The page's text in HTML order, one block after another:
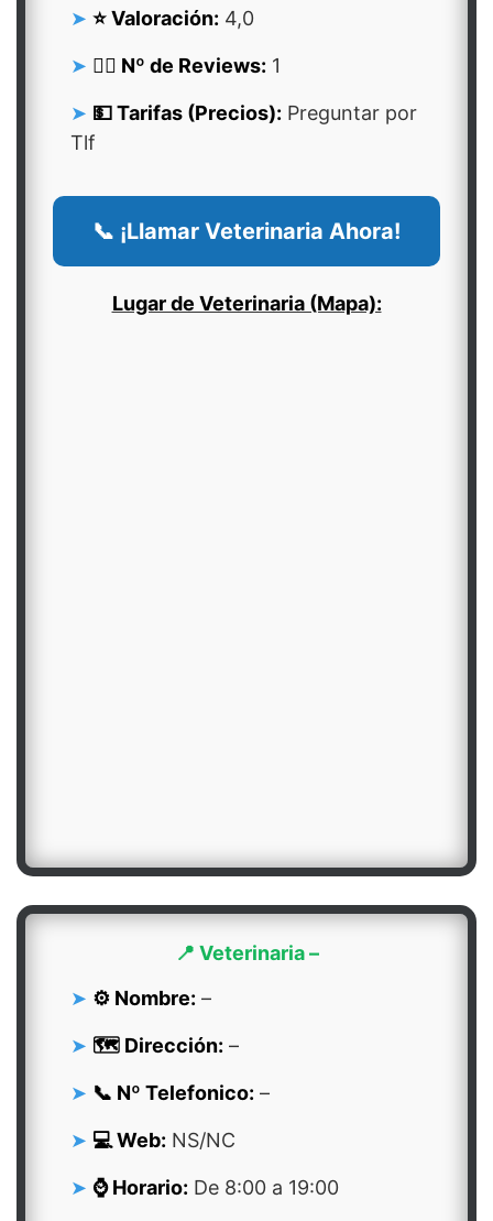
⭐ Valoración: 4,0
👍🏻 Nº de Reviews: 1
💵 Tarifas (Precios): Preguntar por
Tlf
📞 ¡Llamar Veterinaria Ahora!
Lugar de Veterinaria (Mapa):
📍 Veterinaria –
⚙️ Nombre: –
🗺️ Dirección: –
📞 Nº Telefonico: –
💻 Web: NS/NC
⌚ Horario: De 8:00 a 19:00